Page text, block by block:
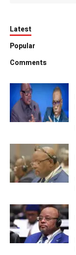
Latest
Popular
Comments